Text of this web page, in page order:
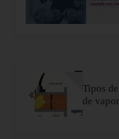
Tipos
de vapor